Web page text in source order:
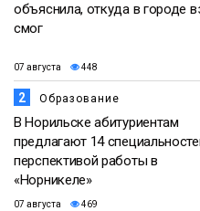
объяснила, откуда в городе
смог
07 августа 448
2 Образование
В Норильске абитуриентам
предлагают 14
перспективой работы в
«Норникеле»
07 августа 469